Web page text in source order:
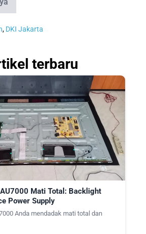
, DKI Jakarta
terbaru
Mati Total: Backlight
Power Supply
Anda mendadak mati total dan